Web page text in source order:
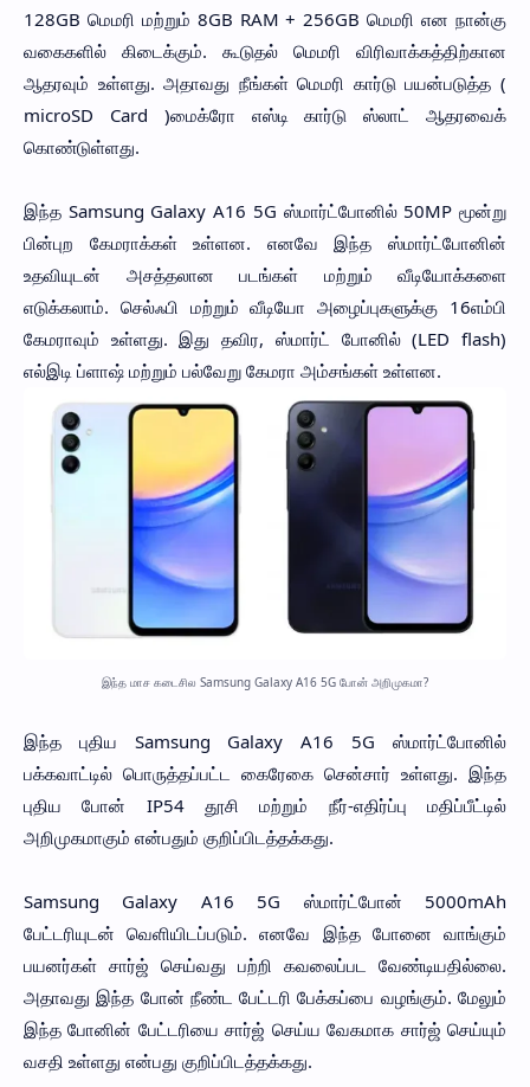
128GB மெமரி மற்றும் 8GB RAM + 256GB மெமரி என நான்கு
வகைகளில் கிடைக்கும். கூடுதல் மெமரி விரிவாக்கத்திற்கான
ஆதரவும் உள்ளது. அதாவது நீங்கள் மெமரி கார்டு பயன்படுத்த (
microSD Card )மைக்ரோ எஸ்டி கார்டு ஸ்லாட் ஆதரவைக்
கொண்டுள்ளது.
இந்த Samsung Galaxy A16 5G ஸ்மார்ட்போனில் 50MP மூன்று
பின்புற கேமராக்கள் உள்ளன. எனவே இந்த ஸ்மார்ட்போனின்
உதவியுடன் அசத்தலான படங்கள் மற்றும் வீடியோக்களை
எடுக்கலாம். செல்ஃபி மற்றும் வீடியோ அழைப்புகளுக்கு 16எம்பி
கேமராவும் உள்ளது. இது தவிர, ஸ்மார்ட் போனில் (LED flash)
எல்இடி ப்ளாஷ் மற்றும் பல்வேறு கேமரா அம்சங்கள் உள்ளன.
இந்த மாச கடைசில Samsung Galaxy A16 5G போன் அறிமுகமா?
இந்த புதிய Samsung Galaxy A16 5G ஸ்மார்ட்போனில்
பக்கவாட்டில் பொருத்தப்பட்ட கைரேகை சென்சார் உள்ளது. இந்த
புதிய போன் IP54 தூசி மற்றும் நீர்-எதிர்ப்பு மதிப்பீட்டில்
அறிமுகமாகும் என்பதும் குறிப்பிடத்தக்கது.
Samsung Galaxy A16 5G ஸ்மார்ட்போன் 5000mAh
பேட்டரியுடன் வெளியிடப்படும். எனவே இந்த போனை வாங்கும்
பயனர்கள் சார்ஜ் செய்வது பற்றி கவலைப்பட வேண்டியதில்லை.
அதாவது இந்த போன் நீண்ட பேட்டரி பேக்கப்பை வழங்கும். மேலும்
இந்த போனின் பேட்டரியை சார்ஜ் செய்ய வேகமாக சார்ஜ் செய்யும்
வசதி உள்ளது என்பது குறிப்பிடத்தக்கது.